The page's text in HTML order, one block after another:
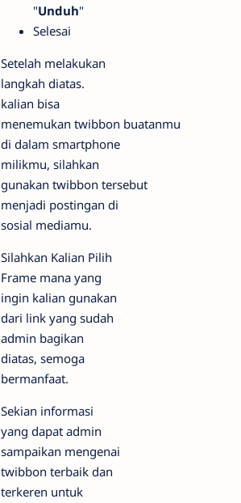
"Unduh"
Selesai
Setelah melakukan
langkah diatas.
kalian bisa
menemukan twibbon buatanmu
di dalam smartphone
milikmu, silahkan
gunakan twibbon tersebut
menjadi postingan di
sosial mediamu.
Silahkan Kalian Pilih
Frame mana yang
ingin kalian gunakan
dari link yang sudah
admin bagikan
diatas, semoga
bermanfaat.
Sekian informasi
yang dapat admin
sampaikan mengenai
twibbon terbaik dan
terkeren untuk